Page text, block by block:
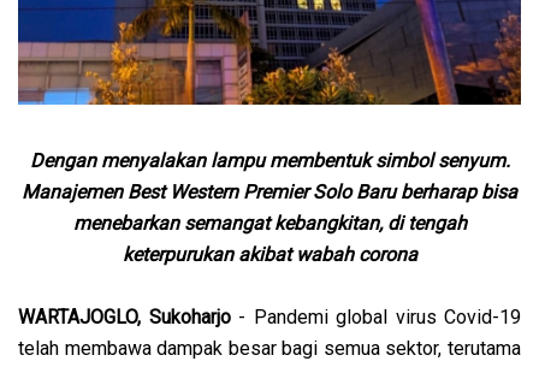
Dengan menyalakan lampu membentuk simbol senyum.
Manajemen Best Western Premier Solo Baru berharap bisa
menebarkan semangat kebangkitan, di tengah
keterpurukan akibat wabah corona
WARTAJOGLO, Sukoharjo- Pandemi global virus Covid-19
telah membawa dampak besar bagi semua sektor, terutama